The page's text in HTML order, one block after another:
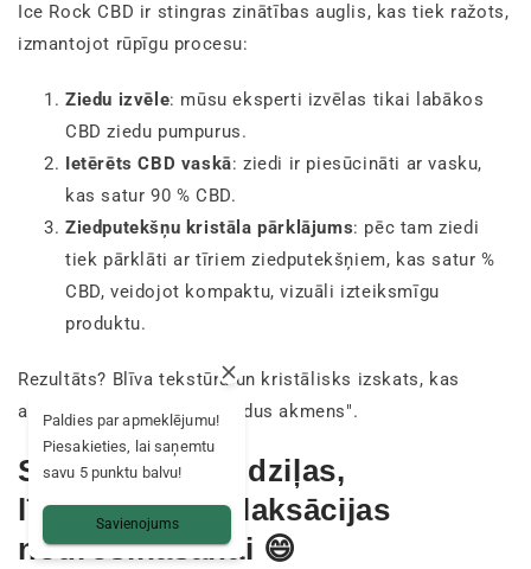
Ice Rock CBD ir stingras zinātības auglis, kas tiek ražots,
izmantojot rūpīgu procesu:
Ziedu izvēle: mūsu eksperti izvēlas tikai labākos
CBD ziedu pumpurus.
Ietērēts CBD vaskā: ziedi ir piesūcināti ar vasku,
kas satur 90 % CBD.
Ziedputekšņu kristāla pārklājums: pēc tam ziedi
tiek pārklāti ar tīriem ziedputekšņiem, kas satur %
CBD, veidojot kompaktu, vizuāli izteiksmīgu
produktu.
Rezultāts? Blīva tekstūra un kristālisks izskats, kas
attaisno tā nosaukumu "ledus akmens".
Slavens efekts dziļas,
līdzsvarotas relaksācijas
nodrošināšanai 😄
Paldies par apmeklējumu!
Piesakieties, lai saņemtu
savu 5 punktu balvu!
Savienojums